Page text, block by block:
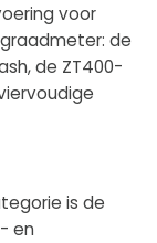
voor
de
de ZT400-
is de
en